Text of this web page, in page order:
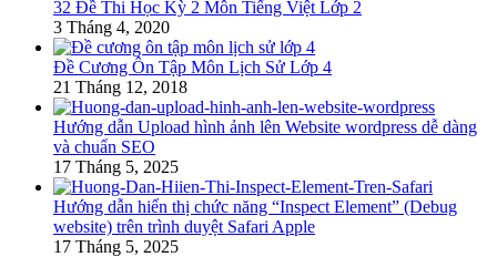
32 Đề Thi Học Kỳ 2 Môn Tiếng Việt Lớp 2
3 Tháng 4, 2020
Đề Cương Ôn Tập Môn Lịch Sử Lớp 4
21 Tháng 12, 2018
Hướng dẫn Upload hình ảnh lên Website wordpress dễ dàng
và chuẩn SEO
17 Tháng 5, 2025
Hướng dẫn hiển thị chức năng “Inspect Element” (Debug
website) trên trình duyệt Safari Apple
17 Tháng 5, 2025